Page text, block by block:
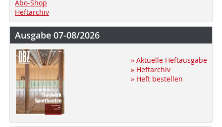
Abo-Shop
Heftarchiv
Ausgabe 07-08/2026
» Aktuelle Heftausgabe
» Heftarchiv
» Heft bestellen